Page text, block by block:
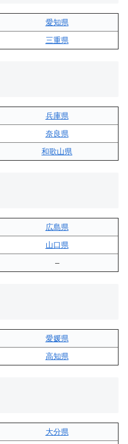
愛知県
三重県
兵庫県
奈良県
和歌山県
広島県
山口県
–
愛媛県
高知県
大分県